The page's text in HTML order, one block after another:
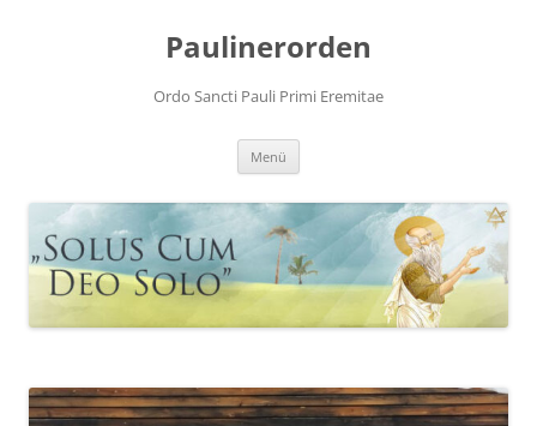
Paulinerorden
Ordo Sancti Pauli Primi Eremitae
Menü